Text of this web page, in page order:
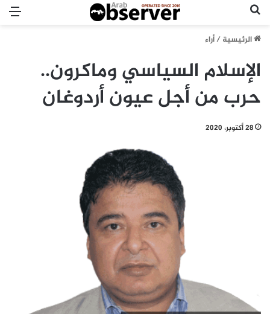
الرئيسية/أراء
الإسلام السياسي وماكرون..
حرب من أجل عيون أردوغان
28 أكتوبر، 2020